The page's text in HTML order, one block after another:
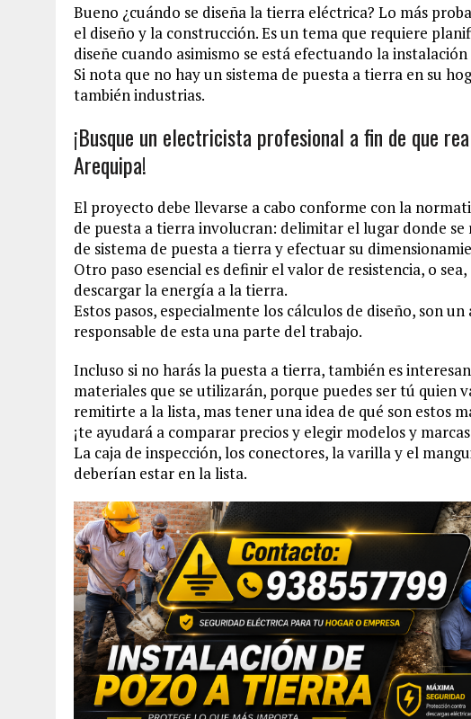
Bueno ¿cuándo se diseña la tierra eléctrica? Lo más
el diseño y la construcción. Es un tema que requiere
diseñe cuando asimismo se está efectuando la
Si nota que no hay un sistema de puesta a tierra en su
también industrias.
¡Busque un electricista profesional a fin de que
Arequipa!
El proyecto debe llevarse a cabo conforme con la
de puesta a tierra involucran: delimitar el lugar donde
de sistema de puesta a tierra y efectuar su
Otro paso esencial es definir el valor de resistencia, o
descargar la energía a la tierra.
Estos pasos, especialmente los cálculos de diseño, son
responsable de esta una parte del trabajo.
Incluso si no harás la puesta a tierra, también es
materiales que se utilizarán, porque puedes ser tú quien
remitirte a la lista, mas tener una idea de qué son estos
¡te ayudará a comparar precios y elegir modelos y
La caja de inspección, los conectores, la varilla y el
deberían estar en la lista.